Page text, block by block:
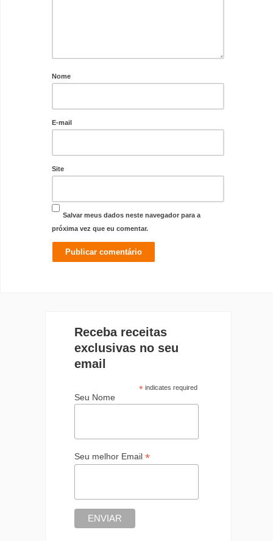
Nome
E-mail
Site
Salvar meus dados neste navegador para a
próxima vez que eu comentar.
Receba receitas
exclusivas no seu
email
*indicates required
Seu Nome
Seu melhor Email *